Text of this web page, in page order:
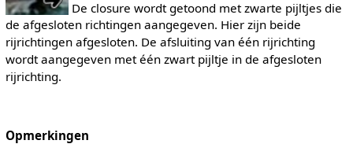
De closure wordt getoond met zwarte pijltjes die
de afgesloten richtingen aangegeven. Hier zijn beide
rijrichtingen afgesloten. De afsluiting van één rijrichting
wordt aangegeven met één zwart pijltje in de afgesloten
rijrichting.
Opmerkingen